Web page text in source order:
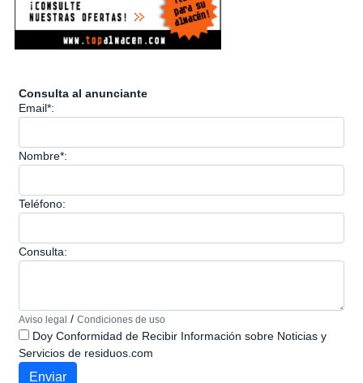
Consulta al anunciante
Email*:
Nombre*:
Teléfono:
Consulta:
Aviso legal / Condiciones de uso
Doy Conformidad de Recibir Información sobre Noticias y
Servicios de residuos.com